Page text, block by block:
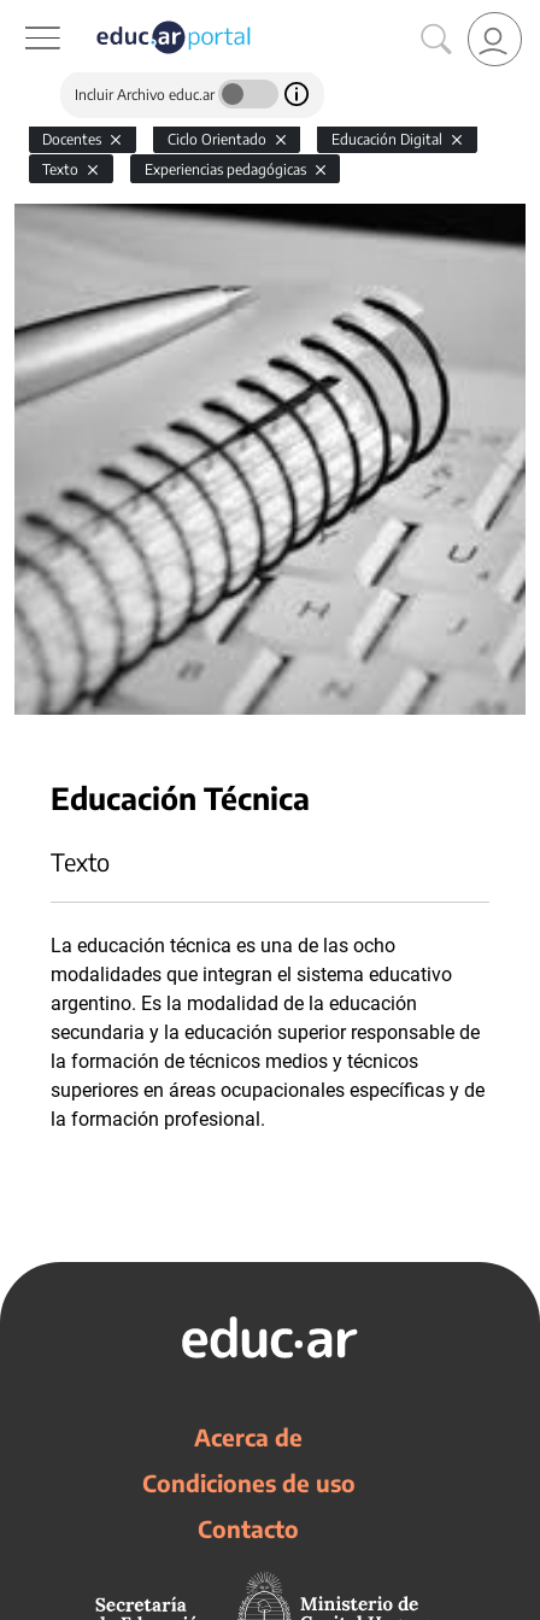
Incluir Archivo educ.ar
Docentes Ciclo Orientado
Educación Digital
Texto
Experiencias pedagógicas
Educación Técnica
Texto
La educación técnica es una de las ocho
modalidades que integran el sistema educativo
argentino. Es la modalidad de la educación
secundaria y la educación superior responsable de
la formación de técnicos medios y técnicos
superiores en áreas ocupacionales específicas y de
la formación profesional.
Acerca de
Condiciones de uso
Contacto